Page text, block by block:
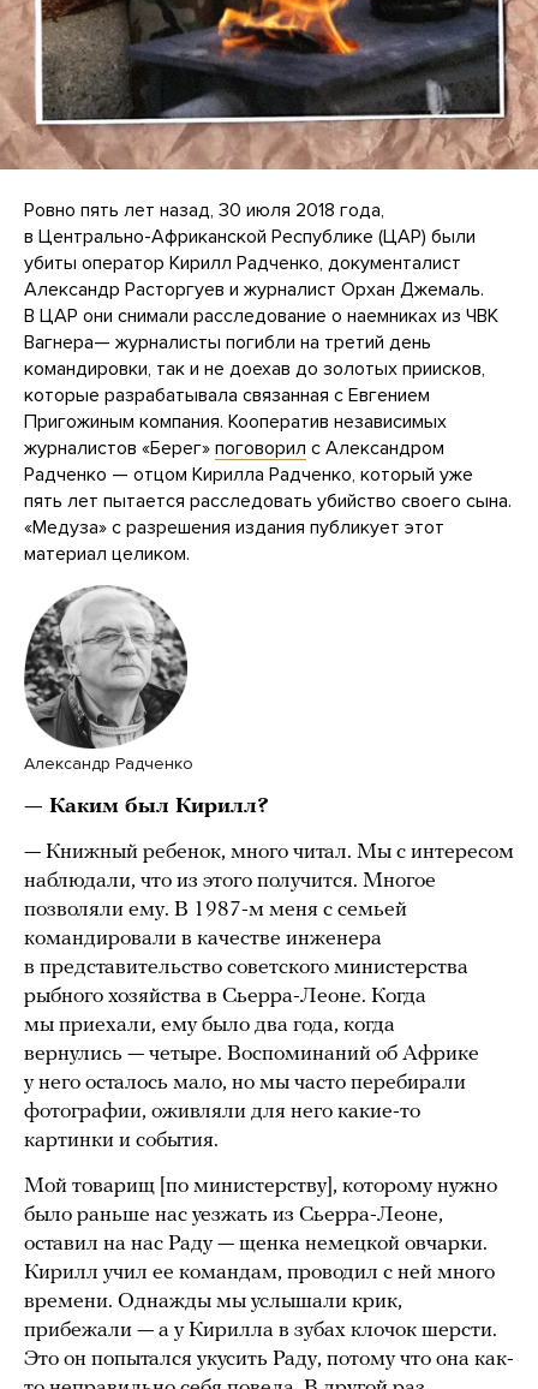
Ровно пять лет назад, 30 июля 2018 года,
в Центрально-Африканской Республике (ЦАР) были
убиты оператор Кирилл Радченко, документалист
Александр Расторгуев и журналист Орхан Джемаль.
В ЦАР они снимали расследование о наемниках из ЧВК
Вагнера— журналисты погибли на третий день
командировки, так и не доехав до золотых приисков,
которые разрабатывала связанная с Евгением
Пригожиным компания. Кооператив независимых
журналистов «Берег» поговорил с Александром
Радченко — отцом Кирилла Радченко, который уже
пять лет пытается расследовать убийство своего сына.
«Медуза» с разрешения издания публикует этот
материал целиком.
Александр Радченко
— Каким был Кирилл?
— Книжный ребенок, много читал. Мы с интересом
наблюдали, что из этого получится. Многое
позволяли ему. В 1987-м меня с семьей
командировали в качестве инженера
в представительство советского министерства
рыбного хозяйства в Сьерра-Леоне. Когда
мы приехали, ему было два года, когда
вернулись — четыре. Воспоминаний об Африке
у него осталось мало, но мы часто перебирали
фотографии, оживляли для него какие-то
картинки и события.
Мой товарищ [по министерству], которому нужно
было раньше нас уезжать из Сьерра-Леоне,
оставил на нас Раду — щенка немецкой овчарки.
Кирилл учил ее командам, проводил с ней много
времени. Однажды мы услышали крик,
прибежали — а у Кирилла в зубах клочок шерсти.
Это он попытался укусить Раду, потому что она как-